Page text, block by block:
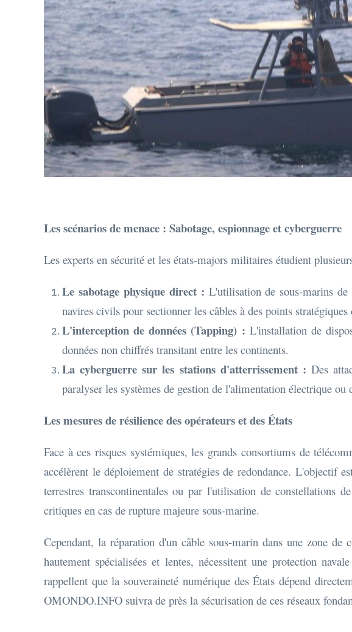
Les scénarios de menace : Sabotage, espionnage et cyberguerre
Les experts en sécurité et les états-majors militaires étudient
Le sabotage physique direct : L'utilisation de sous-marins
navires civils pour sectionner les câbles à des points
L'interception de données (Tapping) : L'installation de
données non chiffrés transitant entre les continents.
La cyberguerre sur les stations d'atterrissement : Des
paralyser les systèmes de gestion de l'alimentation électrique
Les mesures de résilience des opérateurs et des États
Face à ces risques systémiques, les grands consortiums de
accélèrent le déploiement de stratégies de redondance. L'objectif
terrestres transcontinentales ou par l'utilisation de constellations
critiques en cas de rupture majeure sous-marine.
Cependant, la réparation d'un câble sous-marin dans une zone
hautement spécialisées et lentes, nécessitent une protection
rappellent que la souveraineté numérique des États dépend
OMONDO.INFO suivra de près la sécurisation de ces réseaux